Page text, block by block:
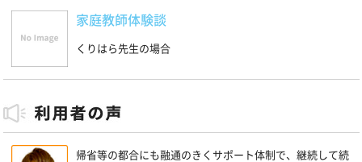
家庭教師体験談
くりはら先生の場合
帰省等の都合にも融通のきくサポート体制で、継続して続